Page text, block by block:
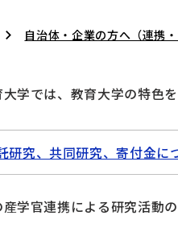
自治体・企業の方へ（連携・
学では、教育大学の特色
研究、共同研究、寄付金に
学官連携による研究活動